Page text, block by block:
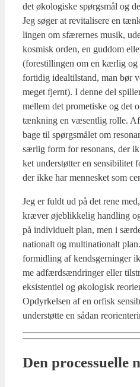
det øko­lo­gi­ske spørgs­mål og
Jeg søger at revi­ta­li­se­re en
lin­gen om sfæ­rer­nes musik,
kos­misk orden, en gud­dom
(fore­stil­lin­gen om en kær­lig og
for­ti­dig ide­al­til­stand, man bør
meget fjer­nt). I den­ne del
mel­lem det pro­me­ti­ske og det
tænk­ning en væsent­lig rol­le.
ba­ge til spørgs­må­let om
sær­lig form for reso­nans, der
ket under­støt­ter en
der ikke har men­ne­sket som
Jeg er fuldt ud på det rene
kræ­ver øje­blik­ke­lig hand­ling
på indi­vi­du­elt plan, men i
na­tio­nalt og mul­ti­na­tio­nalt
for­mid­ling af kends­ger­nin­ger
me adfærds­æn­drin­ger eller
eksi­sten­ti­el og øko­lo­gisk
Opdyr­kel­sen af en orfisk
under­støt­te en sådan
Den pro­ces­su­el­le